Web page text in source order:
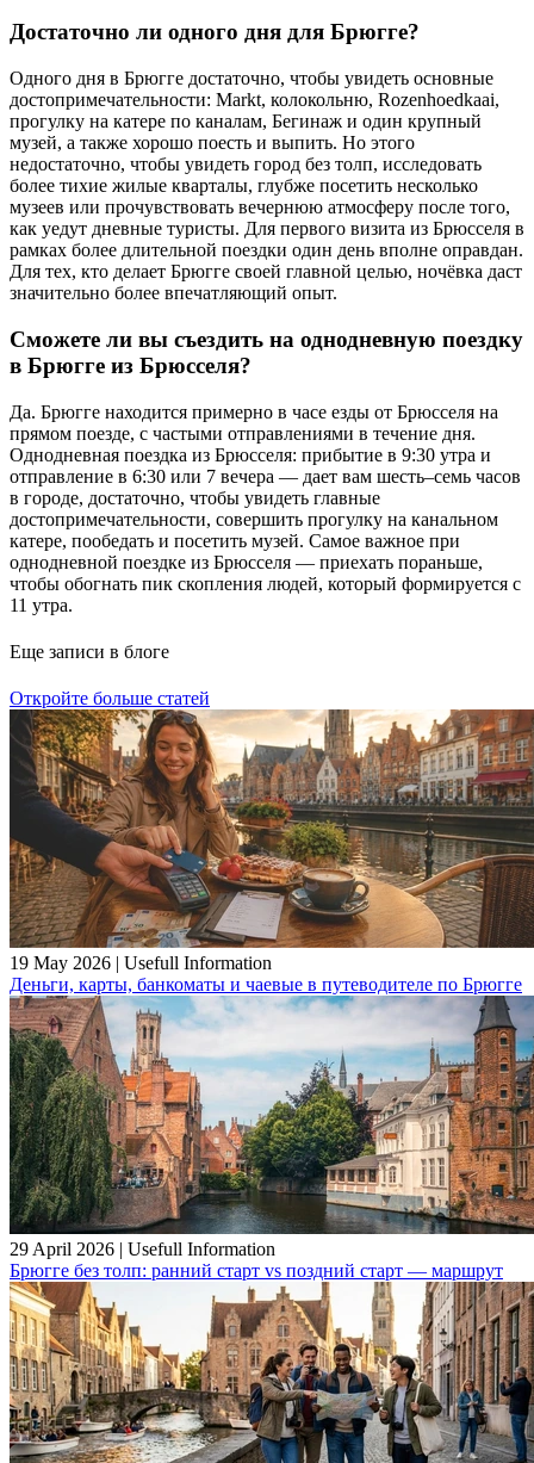
Достаточно ли одного дня для Брюгге?
Одного дня в Брюгге достаточно, чтобы увидеть основные
достопримечательности: Markt, колокольню, Rozenhoedkaai,
прогулку на катере по каналам, Бегинаж и один крупный
музей, а также хорошо поесть и выпить. Но этого
недостаточно, чтобы увидеть город без толп, исследовать
более тихие жилые кварталы, глубже посетить несколько
музеев или прочувствовать вечернюю атмосферу после того,
как уедут дневные туристы. Для первого визита из Брюсселя в
рамках более длительной поездки один день вполне оправдан.
Для тех, кто делает Брюгге своей главной целью, ночёвка даст
значительно более впечатляющий опыт.
Сможете ли вы съездить на однодневную поездку
в Брюгге из Брюсселя?
Да. Брюгге находится примерно в часе езды от Брюсселя на
прямом поезде, с частыми отправлениями в течение дня.
Однодневная поездка из Брюсселя: прибытие в 9:30 утра и
отправление в 6:30 или 7 вечера — дает вам шесть–семь часов
в городе, достаточно, чтобы увидеть главные
достопримечательности, совершить прогулку на канальном
катере, пообедать и посетить музей. Самое важное при
однодневной поездке из Брюсселя — приехать пораньше,
чтобы обогнать пик скопления людей, который формируется с
11 утра.
Еще записи в блоге
Откройте больше статей
19 May 2026 | Usefull Information
Деньги, карты, банкоматы и чаевые в путеводителе по Брюгге
29 April 2026 | Usefull Information
Брюгге без толп: ранний старт vs поздний старт — маршрут